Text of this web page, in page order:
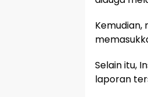
Selain itu,
laporan